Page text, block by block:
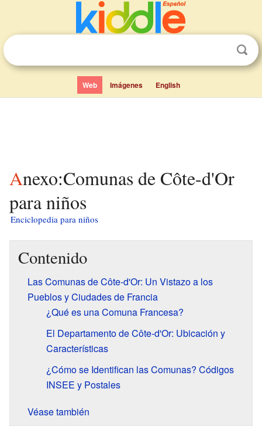
Web Imágenes English
Anexo:Comunas de Côte-d'Or
para niños
Enciclopedia para niños
Contenido
Las Comunas de Côte-d'Or: Un Vistazo a los
Pueblos y Ciudades de Francia
¿Qué es una Comuna Francesa?
El Departamento de Côte-d'Or: Ubicación y
Características
¿Cómo se Identifican las Comunas? Códigos
INSEE y Postales
Véase también